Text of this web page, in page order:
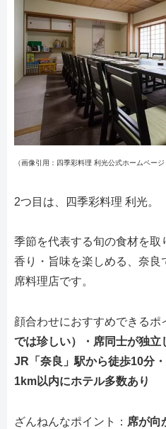
（画像引用：四季彩料理 利光公式ホームペー
2つ目は、四季彩料理 利光。
季節を代表する旬の食材を取
香り・旨味を楽しめる、奈良
席料理店です。
顔合わせにおすすめできるポ
では珍しい）・席同士が独立
JR「奈良」駅から徒歩10分
1km以内にホテル多数あり
ざんねんなポイント： 席が向